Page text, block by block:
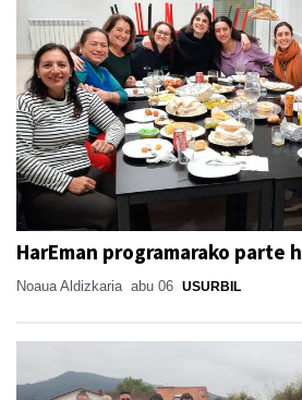
HarEman programarako parte
Noaua Aldizkaria abu 06 USURBIL